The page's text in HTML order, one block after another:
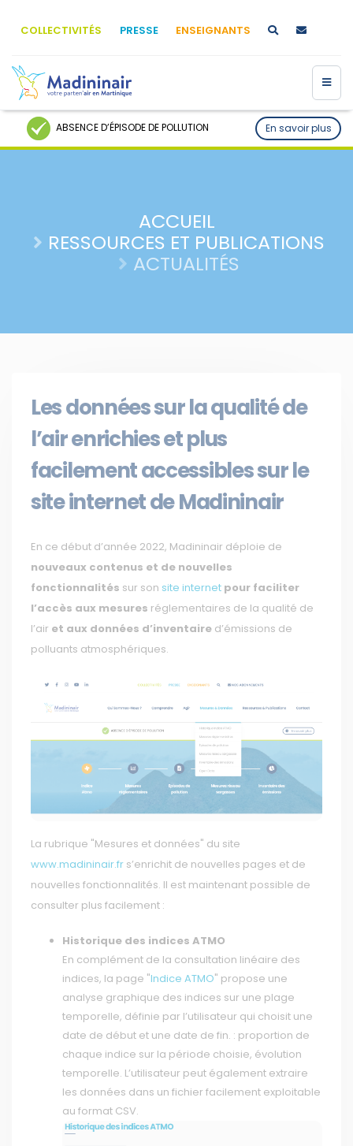
COLLECTIVITÉS PRESSE ENSEIGNANTS
ABSENCE D’ÉPISODE DE POLLUTION En savoir plus
ACCUEIL
RESSOURCES ET PUBLICATIONS
ACTUALITÉS
Les données sur la qualité de
l’air enrichies et plus
facilement accessibles sur le
site internet de Madininair
En ce début d’année 2022, Madininair déploie de
nouveaux contenus et de nouvelles
fonctionnalités sur son site internet pour faciliter
l’accès aux mesures réglementaires de la qualité de
l’air et aux données d’inventaire d’émissions de
polluants atmosphériques.
La rubrique "Mesures et données" du site
www.madininair.fr s’enrichit de nouvelles pages et de
nouvelles fonctionnalités. Il est maintenant possible de
consulter plus facilement :
Historique des indices ATMO
En complément de la consultation linéaire des
indices, la page "Indice ATMO" propose une
analyse graphique des indices sur une plage
temporelle, définie par l’utilisateur qui choisit une
date de début et une date de fin. : proportion de
chaque indice sur la période choisie, évolution
temporelle. L’utilisateur peut également extraire
les données dans un fichier facilement exploitable
au format CSV.